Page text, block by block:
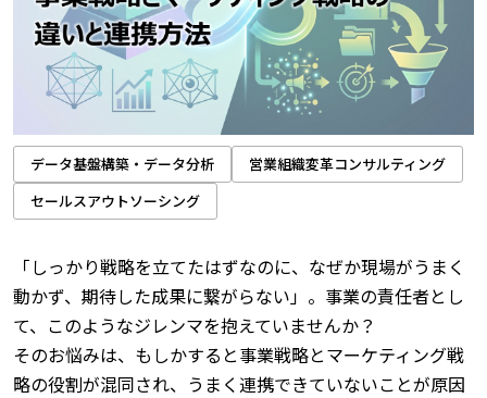
データ基盤構築・データ分析
営業組織変革コンサルティング
セールスアウトソーシング
「しっかり戦略を立てたはずなのに、なぜか現場がうまく
動かず、期待した成果に繋がらない」。事業の責任者とし
て、このようなジレンマを抱えていませんか？
そのお悩みは、もしかすると事業戦略とマーケティング戦
略の役割が混同され、うまく連携できていないことが原因